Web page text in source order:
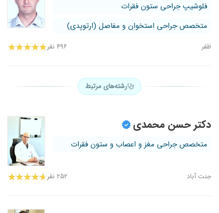
فلوشیپ جراحی ستون فقرات
متخصص جراحی استخوان و مفاصل (ارتوپدی)
ظفر ۴۹۶ نفر
رشته‌های مرتبط
دکتر حسن محمدی
متخصص جراحی مغز و اعصاب و ستون فقرات
جنت آباد ۲۵۲ نفر